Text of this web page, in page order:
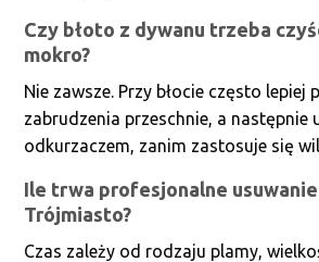
Czy błoto z dywanu trzeba
mokro?
Nie zawsze. Przy błocie często lepiej
zabrudzenia przeschnie, a następnie
odkurzaczem, zanim zastosuje się
Ile trwa profesjonalne
Trójmiasto?
Czas zależy od rodzaju plamy,